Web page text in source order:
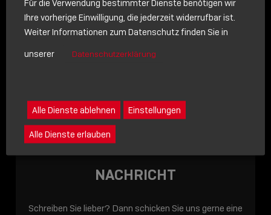
WISSEN, DAS
VERBINDET!
NACHRICHT
Schreiben Sie lieber? Dann schicken Sie uns gerne eine
Für die Verwendung bestimmter Dienste benötigen wir
Ihre vorherige Einwilligung, die jederzeit widerrufbar ist.
Weiter Informationen zum Datenschutz finden Sie in
unserer
Datenschutzerklärung
Alle Dienste ablehnen Einstellungen
Alle Dienste erlauben